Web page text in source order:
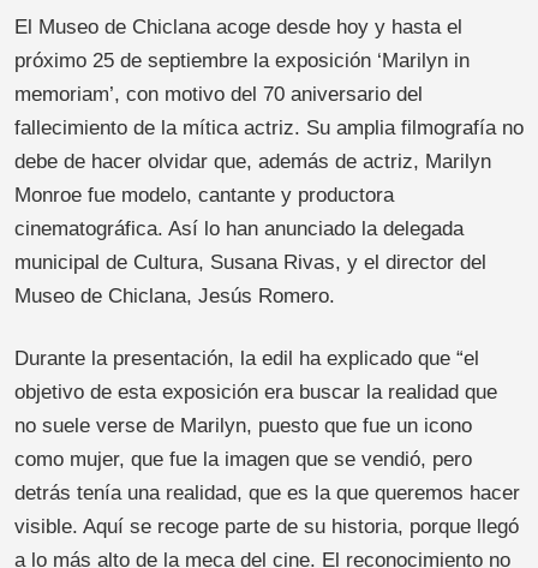
El Museo de Chiclana acoge desde hoy y hasta el
próximo 25 de septiembre la exposición ‘Marilyn in
memoriam’, con motivo del 70 aniversario del
fallecimiento de la mítica actriz. Su amplia filmografía no
debe de hacer olvidar que, además de actriz, Marilyn
Monroe fue modelo, cantante y productora
cinematográfica. Así lo han anunciado la delegada
municipal de Cultura, Susana Rivas, y el director del
Museo de Chiclana, Jesús Romero.
Durante la presentación, la edil ha explicado que “el
objetivo de esta exposición era buscar la realidad que
no suele verse de Marilyn, puesto que fue un icono
como mujer, que fue la imagen que se vendió, pero
detrás tenía una realidad, que es la que queremos hacer
visible. Aquí se recoge parte de su historia, porque llegó
a lo más alto de la meca del cine. El reconocimiento no